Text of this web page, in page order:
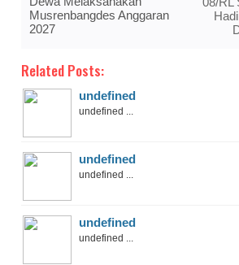
Musrenbangdes Anggaran
2027
Related Posts:
undefined
undefined ...
undefined
undefined ...
undefined
undefined ...